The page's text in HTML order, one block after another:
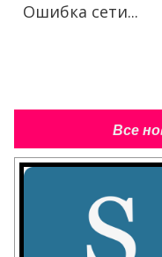
Ошибка сети...
Все